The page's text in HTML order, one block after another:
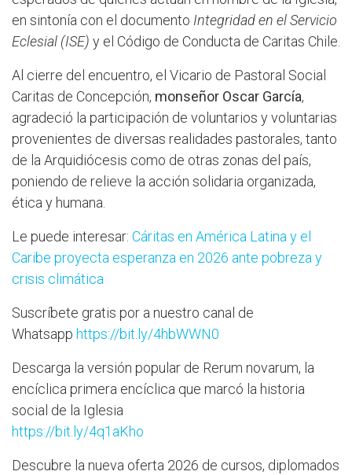
en sintonía con el documento Integridad en el Servicio
Eclesial (ISE) y el Código de Conducta de Caritas Chile.
Al cierre del encuentro, el Vicario de Pastoral Social
Caritas de Concepción, monseñor Oscar García,
agradeció la participación de voluntarios y voluntarias
provenientes de diversas realidades pastorales, tanto
de la Arquidiócesis como de otras zonas del país,
poniendo de relieve la acción solidaria organizada,
ética y humana.
Le puede interesar: Cáritas en América Latina y el
Caribe proyecta esperanza en 2026 ante pobreza y
crisis climática
Suscríbete gratis por a nuestro canal de
Whatsapp https://bit.ly/4hbWWN0
Descarga la versión popular de Rerum novarum, la
encíclica primera encíclica que marcó la historia
social de la Iglesia
https://bit.ly/4q1aKho
Descubre la nueva oferta 2026 de cursos, diplomados